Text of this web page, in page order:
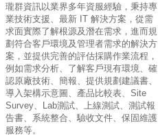
瓏群資訊以業界多年資服經驗，秉持專
業技術支援、最新 IT 解決方案，從需
求面實際了解根源及潛在需求，進而規
劃符合客戶環境及管理者需求的解決方
案，並提供完善的評估採購作業流程，
例如需求分析、了解客戶現有環境、確
認原廠技術、簡報、提供規劃建議書、
導入架構示意圖、產品比較表、Site
Survey、Lab測試、上線測試、測試報
告書、系統整合、驗收文件、保固維護
服務等。